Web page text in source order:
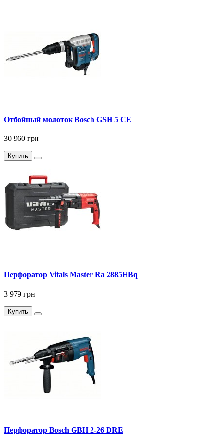
Отбойный молоток Bosch GSH 5 СE
30 960 грн
Купить
Перфоратор Vitals Master Ra 2885HBq
3 979 грн
Купить
Перфоратор Bosch GBH 2-26 DRE